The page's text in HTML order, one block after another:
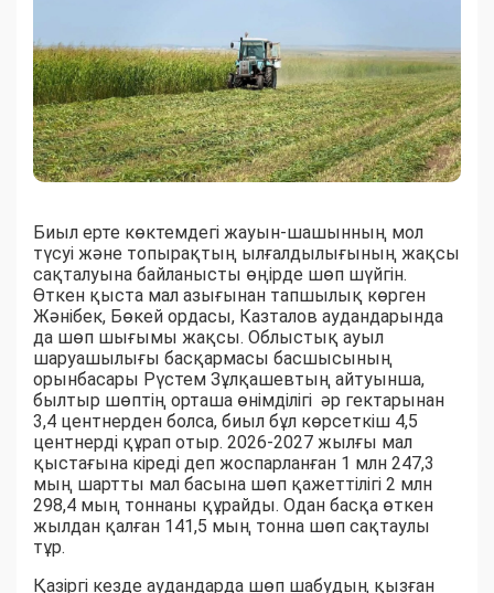
Биыл ерте көктемдегі жауын-шашынның мол
түсуі және топырақтың ылғалдылығының жақсы
сақталуына байланысты өңірде шөп шүйгін.
Өткен қыста мал азығынан тапшылық көрген
Жәнібек, Бөкей ордасы, Казталов аудандарында
да шөп шығымы жақсы. Облыстық ауыл
шаруашылығы басқармасы басшысының
орынбасары Рүстем Зұлқашевтың айтуынша,
былтыр шөптің орташа өнімділігі әр гектарынан
3,4 центнерден болса, биыл бұл көрсеткіш 4,5
центнерді құрап отыр. 2026-2027 жылғы мал
қыстағына кіреді деп жоспарланған 1 млн 247,3
мың шартты мал басына шөп қажеттілігі 2 млн
298,4 мың тоннаны құрайды. Одан басқа өткен
жылдан қалған 141,5 мың тонна шөп сақтаулы
тұр.
Қазіргі кезде аудандарда шөп шабудың қызған